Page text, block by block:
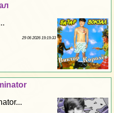
29 06 2026 19:19:33